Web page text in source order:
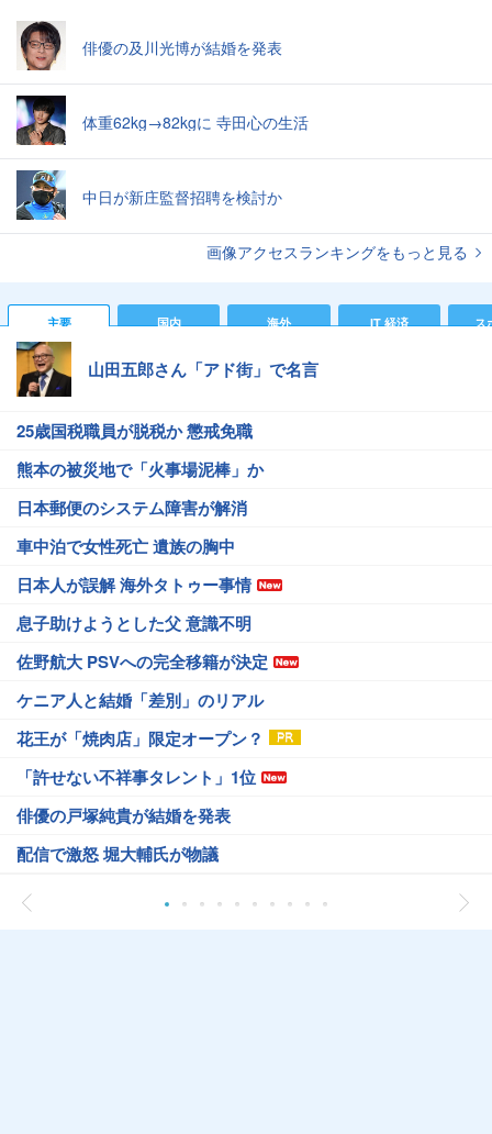
俳優の及川光博が結婚を発表
体重62kg→82kgに 寺田心の生活
中日が新庄監督招聘を検討か
画像アクセスランキングをもっと見る
主要 国内 海外 IT 経済 ス
山田五郎さん「アド街」で名言
25歳国税職員が脱税か 懲戒免職
熊本の被災地で「火事場泥棒」か
日本郵便のシステム障害が解消
車中泊で女性死亡 遺族の胸中
日本人が誤解 海外タトゥー事情
息子助けようとした父 意識不明
佐野航大 PSVへの完全移籍が決定
ケニア人と結婚「差別」のリアル
花王が「焼肉店」限定オープン？
「許せない不祥事タレント」1位
俳優の戸塚純貴が結婚を発表
配信で激怒 堀大輔氏が物議